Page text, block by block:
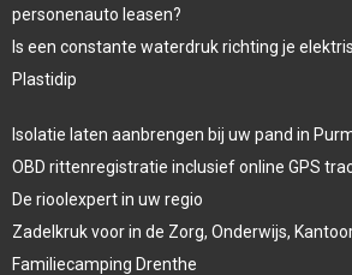
personenauto leasen?
Is een constante waterdruk richting je
Plastidip
Isolatie laten aanbrengen bij uw pand in
OBD rittenregistratie inclusief online GPS
De rioolexpert in uw regio
Zadelkruk voor in de Zorg, Onderwijs,
Familiecamping Drenthe